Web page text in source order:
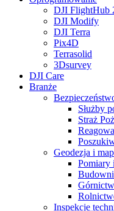
DJI FlightHub
DJI Modify
DJI Terra
Pix4D
Terrasolid
3Dsurvey
DJI Care
Branże
Służby
Straż
Geodezja i
Pomiary
Inspekcje